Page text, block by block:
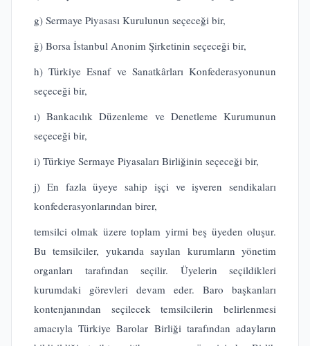
g) Sermaye Piyasası Kurulunun seçeceği bir,
ğ) Borsa İstanbul Anonim Şirketinin seçeceği bir,
h) Türkiye Esnaf ve Sanatkârları Konfederasyonunun
seçeceği bir,
ı) Bankacılık Düzenleme ve Denetleme Kurumunun
seçeceği bir,
i) Türkiye Sermaye Piyasaları Birliğinin seçeceği bir,
j) En fazla üyeye sahip işçi ve işveren sendikaları
konfederasyonlarından birer,
temsilci olmak üzere toplam yirmi beş üyeden oluşur.
Bu temsilciler, yukarıda sayılan kurumların yönetim
organları tarafından seçilir. Üyelerin seçildikleri
kurumdaki görevleri devam eder. Baro başkanları
kontenjanından seçilecek temsilcilerin belirlenmesi
amacıyla Türkiye Barolar Birliği tarafından adayların